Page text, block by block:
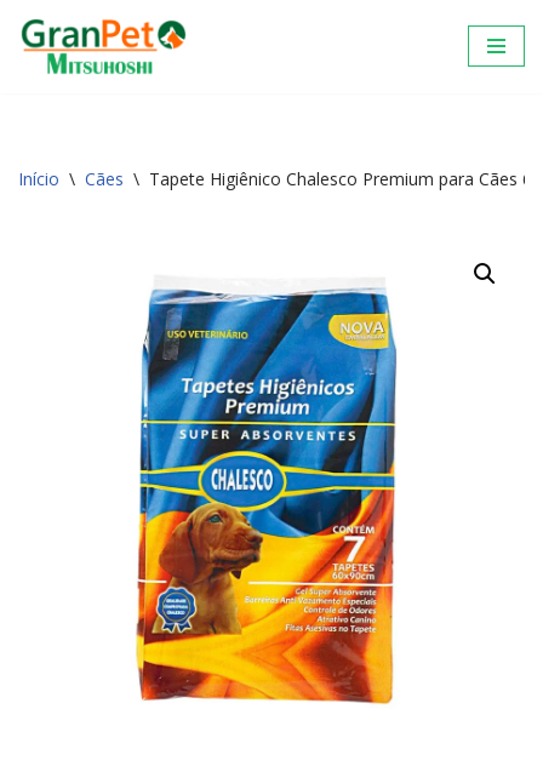
Pular
Início \ Cães \ Tapete Higiênico Chalesco Premium para Cães